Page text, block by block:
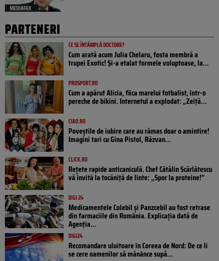
MEDIAFAX
PARTENERI
CE SE ÎNTÂMPLĂ DOCTORE?
Cum arată acum Julia Chelaru, fosta membră a
trupei Exotic! Și-a etalat formele voluptoase, la...
PROSPORT.RO
Cum a apărut Alicia, fiica marelui fotbalist, într-o
pereche de bikini. Internetul a explodat: „Zeiță...
CIAO.RO
Poveştile de iubire care au rămas doar o amintire!
Imagini tari cu Gina Pistol, Răzvan...
CLICK.RO
Rețete rapide anticaniculă. Chef Cătălin Scărlătescu
vă invită la tocăniță de linte: „Spor la proteine!”
DIGI 24
Medicamentele Colebil și Panzcebil au fost retrase
din farmaciile din România. Explicația dată de
Agenția...
DIGI24
Recomandare uluitoare în Coreea de Nord: De ce li
se cere oamenilor să mănânce supă...